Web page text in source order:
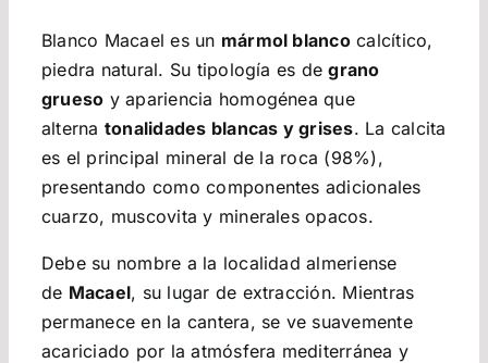
Blanco Macael es un mármol blancocalcítico,
piedra natural. Su tipología es degrano
grueso y apariencia homogénea que
alterna tonalidades blancas y grises. La calcita
es el principal mineral de la roca (98%),
presentando como componentes adicionales
cuarzo, muscovita y minerales opacos.
Debe su nombre a la localidad almeriense
de Macael, su lugar de extracción. Mientras
permanece en la cantera, se ve suavemente
acariciado por la atmósfera mediterránea y